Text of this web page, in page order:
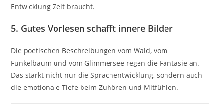
Entwicklung Zeit braucht.
5. Gutes Vorlesen schafft innere Bilder
Die poetischen Beschreibungen vom Wald, vom
Funkelbaum und vom Glimmersee regen die Fantasie an.
Das stärkt nicht nur die Sprachentwicklung, sondern auch
die emotionale Tiefe beim Zuhören und Mitfühlen.